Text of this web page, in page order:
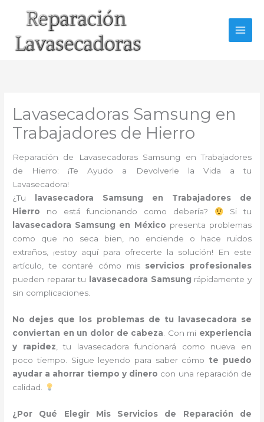
Lavasecadoras Samsung en
Trabajadores de Hierro
Reparación de Lavasecadoras Samsung en Trabajadores
de Hierro: ¡Te Ayudo a Devolverle la Vida a tu
Lavasecadora!
¿Tu
lavasecadora Samsung en Trabajadores de
Hierro no está funcionando como debería?
Si tu
lavasecadora Samsung en México presenta problemas
como que no seca bien, no enciende o hace ruidos
extraños, ¡estoy aquí para ofrecerte la solución! En este
artículo, te contaré cómo mis servicios profesionales
pueden reparar tu
lavasecadora Samsung rápidamente y
sin complicaciones.
No dejes que los problemas de tu lavasecadora se
conviertan en un dolor de cabeza . Con mi experiencia
y rapidez , tu lavasecadora funcionará como nueva en
poco tiempo. Sigue leyendo para saber cómo te puedo
ayudar a ahorrar tiempo y dinero con una reparación de
calidad.
¿Por Qué Elegir Mis Servicios de Reparación de